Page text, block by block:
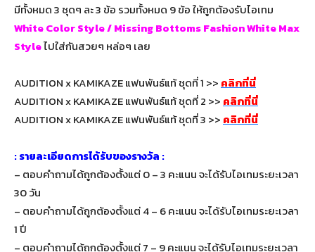
มีทั้งหมด 3 ชุดๆ ละ 3 ข้อ รวมทั้งหมด 9 ข้อ ให้ถูกต้องรับไอเทม
White Color Style / Missing Bottoms Fashion White Max
Styleไปใส่กันสวยๆ หล่อๆ เลย
AUDITION x KAMIKAZE แฟนพันธ์แท้ ชุดที่ 1 >> คลิกที่นี่
AUDITION x KAMIKAZE แฟนพันธ์แท้ ชุดที่ 2 >> คลิกที่นี่
AUDITION x KAMIKAZE แฟนพันธ์แท้ ชุดที่ 3 >> คลิกที่นี่
: รายละเอียดการได้รับของรางวัล :
– ตอบคำถามได้ถูกต้องตั้งแต่ 0 – 3 คะแนน จะได้รับไอเทมระยะเวลา
30 วัน
– ตอบคำถามได้ถูกต้องตั้งแต่ 4 – 6 คะแนน จะได้รับไอเทมระยะเวลา
1 ปี
– ตอบคำถามได้ถูกต้องตั้งแต่ 7 – 9 คะแนน จะได้รับไอเทมระยะเวลา